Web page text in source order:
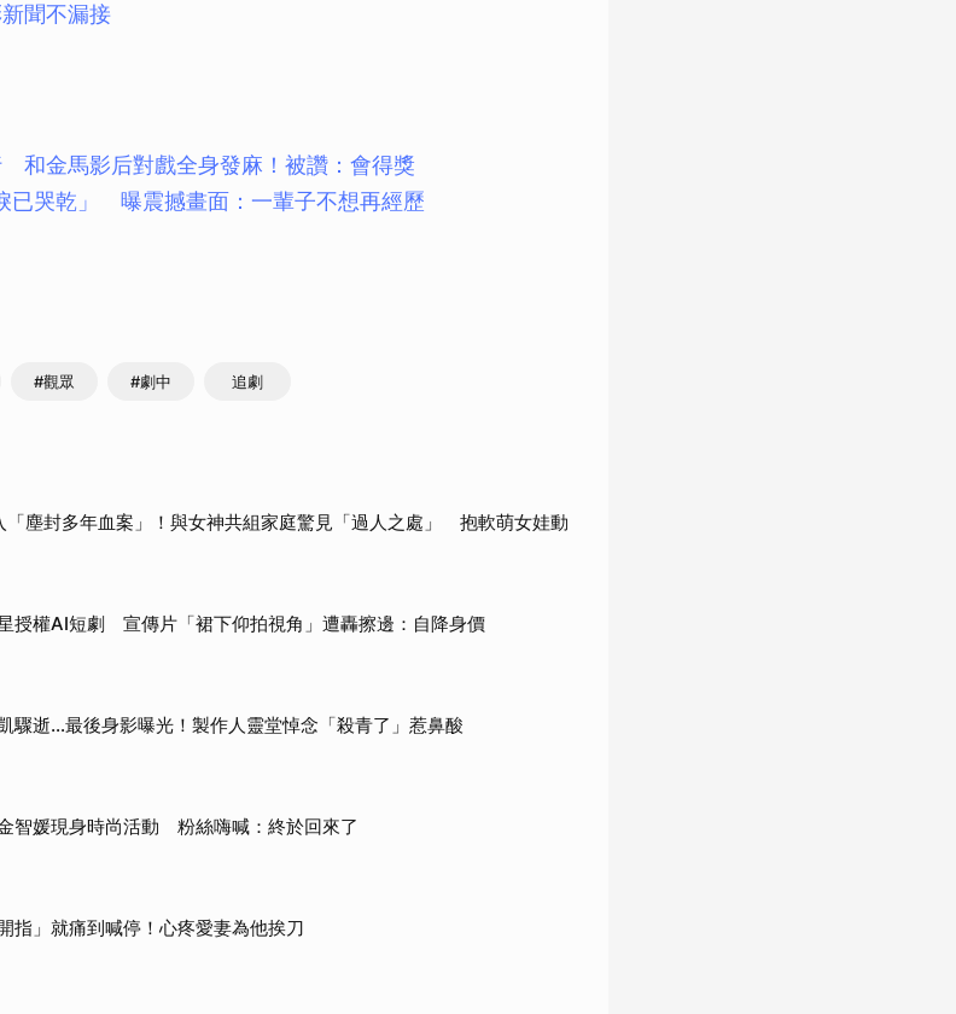
聞不漏接
和金馬影后對戲全身發麻！被讚：會得獎
已哭乾」 曝震撼畫面：一輩子不想再經歷
#觀眾 #劇中 追劇
「塵封多年血案」！與女神共組家庭驚見「過人之處」 抱軟萌女娃動
授權AI短劇 宣傳片「裙下仰拍視角」遭轟擦邊：自降身價
驟逝…最後身影曝光！製作人靈堂悼念「殺青了」惹鼻酸
智媛現身時尚活動 粉絲嗨喊：終於回來了
指」就痛到喊停！心疼愛妻為他挨刀